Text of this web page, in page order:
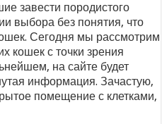
завести породистого
выбора без понятия, что
Сегодня мы рассмотрим
кошек с точки зрения
на сайте будет
информация. Зачастую,
помещение с клетками,